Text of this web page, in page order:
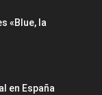
«Blue, la
en España